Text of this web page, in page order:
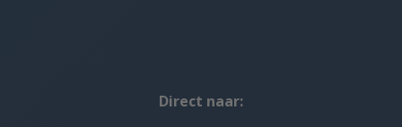
Direct naar: